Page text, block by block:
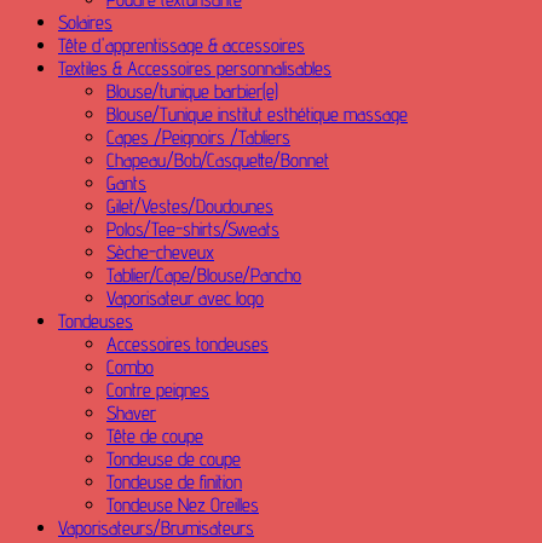
Solaires
Tête d'apprentissage & accessoires
Textiles & Accessoires personnalisables
Blouse/tunique barbier(e)
Blouse/Tunique institut esthétique massage
Capes /Peignoirs /Tabliers
Chapeau/Bob/Casquette/Bonnet
Gants
Gilet/Vestes/Doudounes
Polos/Tee-shirts/Sweats
Sèche-cheveux
Tablier/Cape/Blouse/Pancho
Vaporisateur avec logo
Tondeuses
Accessoires tondeuses
Combo
Contre peignes
Shaver
Tête de coupe
Tondeuse de coupe
Tondeuse de finition
Tondeuse Nez Oreilles
Vaporisateurs/Brumisateurs